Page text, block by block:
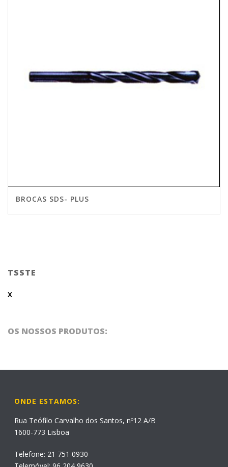
BROCAS SDS- PLUS
TSSTE
x
OS NOSSOS PRODUTOS:
ONDE ESTAMOS:
Rua Teófilo Carvalho dos Santos, nº12 A/B
1600-773 Lisboa
Telefone: 21 751 0930